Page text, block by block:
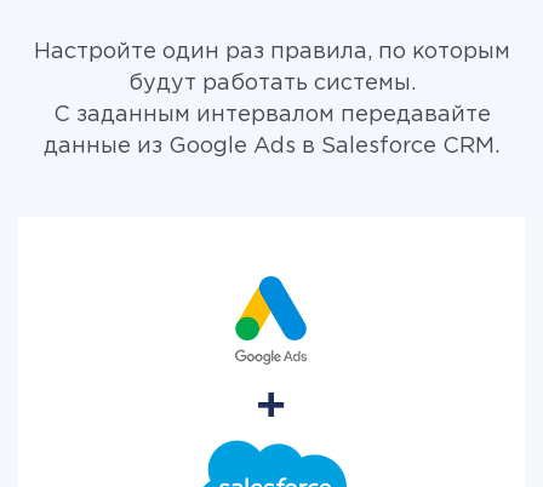
Настройте один раз правила, по которым
будут работать системы.
С заданным интервалом передавайте
данные из Google Ads в Salesforce CRM.